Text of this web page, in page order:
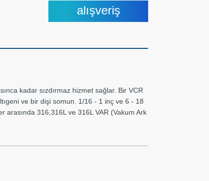
alışveriş
kadar sızdırmaz hizmet sağlar. Bir VCR
ve bir dişi somun. 1/16 - 1 inç ve 6 - 18
arasında 316,316L ve 316L VAR (Vakum Ark